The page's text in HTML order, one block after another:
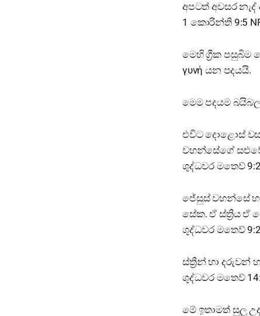
අපටත් අවසර නැද්
1 කොරින්ති 9:5
මෙහි ග්‍රීක පසුබිම
γυνή යන පදයයි.
මෙම පදයම
එවිට දොළොස්
වහන්සේගේ සළුවේ
ශුද්ධවර මතෙව්
ජේසුස් වහන්සේ
සේක. ඒ ස්ත්‍රිය ඒ
ශුද්ධවර මතෙව්
ස්ත්‍රීන් හා දරුවන්
ශුද්ධවර මතෙව්
මේ ඉතාමත් සුලු